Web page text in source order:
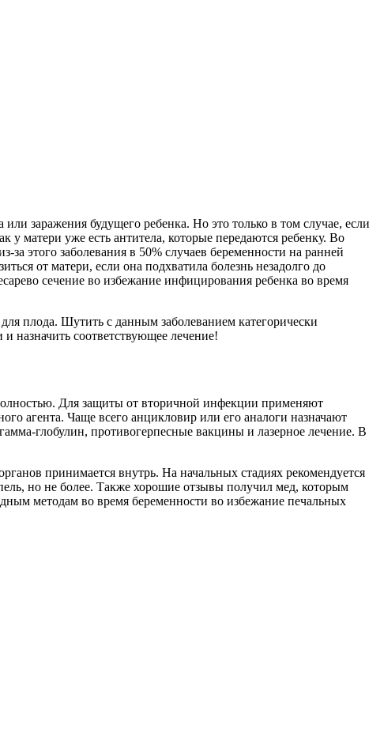
заражения будущего ребенка. Но это только в том случае, если
матери уже есть антитела, которые передаются ребенку. Во
этого заболевания в 50% случаев беременности на ранней
от матери, если она подхватила болезнь незадолго до
сечение во избежание инфицирования ребенка во время
плода. Шутить с данным заболеванием категорически
назначить соответствующее лечение!
Для защиты от вторичной инфекции применяют
агента. Чаще всего анцикловир или его аналоги назначают
глобулин, противогерпесные вакцины и лазерное лечение. В
принимается внутрь. На начальных стадиях рекомендуется
но не более. Также хорошие отзывы получил мед, которым
методам во время беременности во избежание печальных